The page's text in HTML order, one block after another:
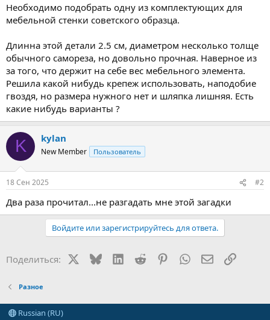
Необходимо подобрать одну из комплектующих для
мебельной стенки советского образца.
Длинна этой детали 2.5 см, диаметром несколько толще
обычного самореза, но довольно прочная. Наверное из
за того, что держит на себе вес мебельного элемента.
Решила какой нибудь крепеж использовать, наподобие
гвоздя, но размера нужного нет и шляпка лишняя. Есть
какие нибудь варианты ?
K kylan
New Member Пользователь
18 Сен 2025 #2
Два раза прочитал...не разгадать мне этой загадки
Войдите или зарегистрируйтесь для ответа.
Поделиться: BlueskyLinkedIn
Reddit PinterestWhatsApp Ссылка
Разное
Russian (RU)